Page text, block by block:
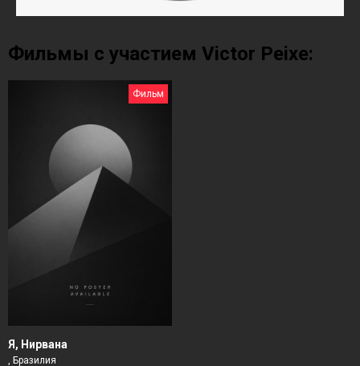
Фильмы с участием Victor Peixe:
Фильм
Я, Нирвана
, Бразилия